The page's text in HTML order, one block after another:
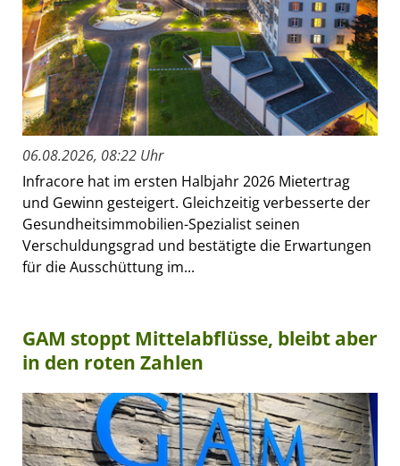
06.08.2026, 08:22 Uhr
Infracore hat im ersten Halbjahr 2026 Mietertrag
und Gewinn gesteigert. Gleichzeitig verbesserte der
Gesundheitsimmobilien-Spezialist seinen
Verschuldungsgrad und bestätigte die Erwartungen
für die Ausschüttung im...
GAM stoppt Mittelabflüsse, bleibt aber
in den roten Zahlen